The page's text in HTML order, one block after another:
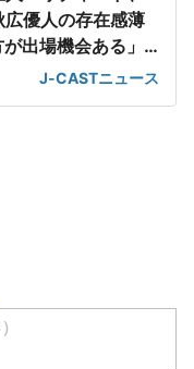
優人の存在感薄
出場機会ある」
J-CASTニュース